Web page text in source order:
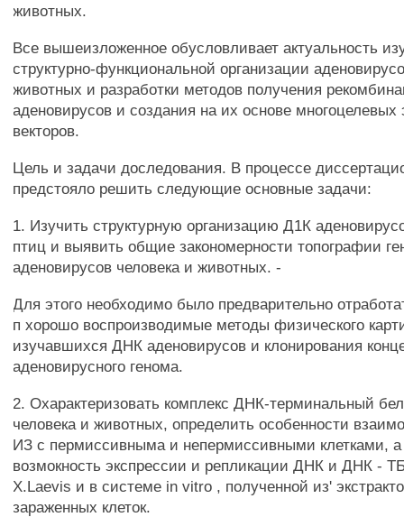
животных.
Все вышеизложенное обусловливает актуальность
структурно-функциональной организации
животных и разработки методов получения
аденовирусов и создания на их основе многоцелевых
векторов.
Цель и задачи доследования. В процессе
предстояло решить следующие основные задачи:
1. Изучить структурную организацию Д1К
птиц и выявить общие закономерности топографии
аденовирусов человека и животных. -
Для этого необходимо было предварительно
п хорошо воспроизводимые методы физического
изучавшихся ДНК аденовирусов и клонирования
аденовирусного генома.
2. Охарактеризовать комплекс ДНК-терминальный
человека и животных, определить особенности
ИЗ с пермиссивныма и непермиссивными клетками, а
возмокность экспрессии и репликации ДНК и ДНК -
X.Laevis и в системе in vitro , полученной из'
зараженных клеток.